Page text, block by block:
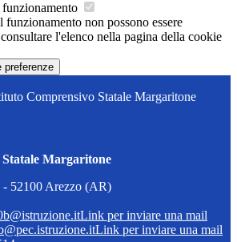
funzionamento non possono essere
l'elenco nella pagina della cookie
preferenze
Comprensivo Statale Margaritone
Margaritone
52100 Arezzo (AR)
Link per inviare una mail
Link per inviare una mail